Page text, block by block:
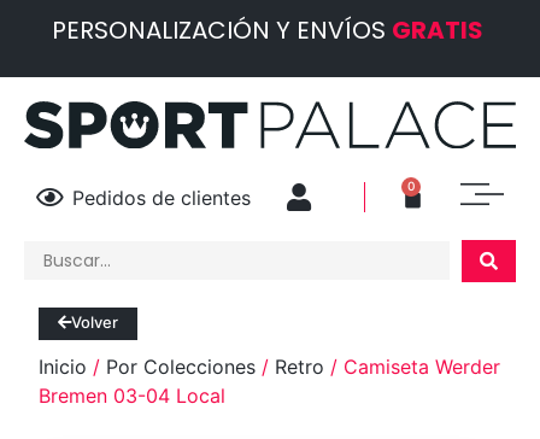
PERSONALIZACIÓN Y ENVÍOS GRATIS
Pedidos de clientes 0
Volver
Inicio / Por Colecciones / Retro / Camiseta Werder
Bremen 03-04 Local